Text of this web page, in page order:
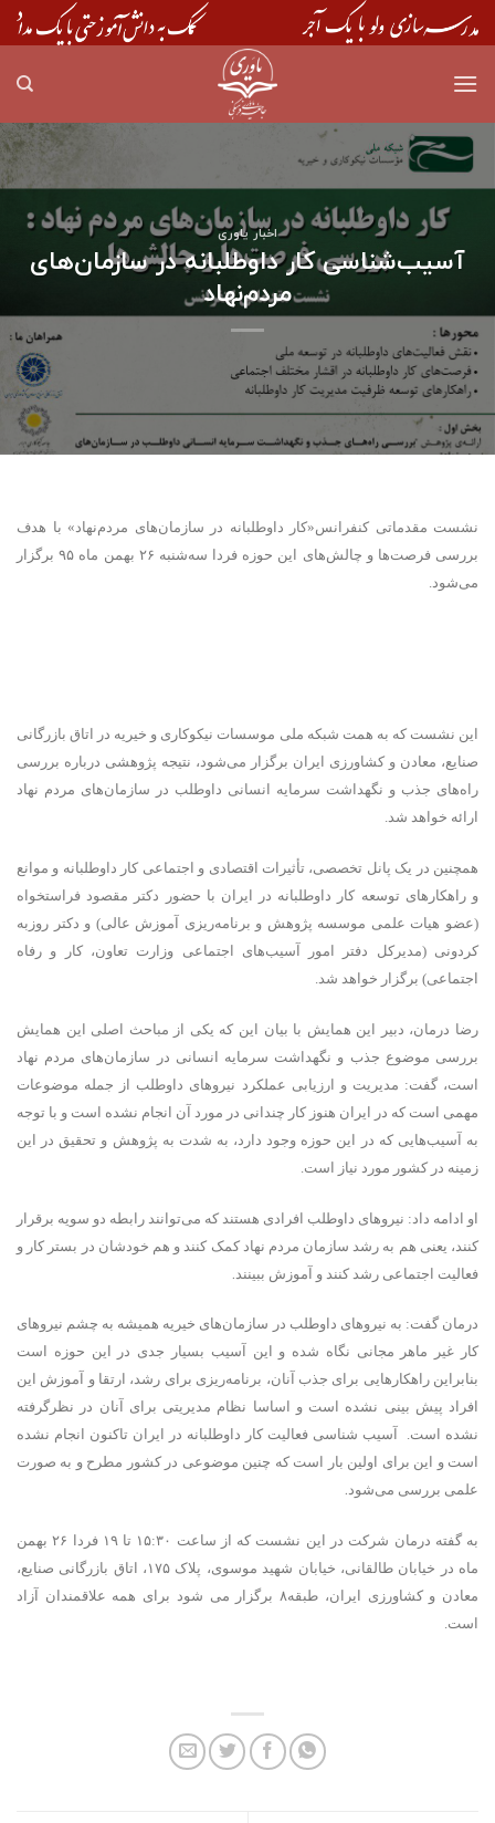
Skip
to
اخبار یاوری
آسیب‌شناسی کار داوطلبانه در سازمان‌های
مردم‌نهاد
نشست مقدماتی کنفرانس«کار داوطلبانه در سازمان‌های مردم‌نهاد» با هدف
بررسی فرصت‌ها و چالش‌های این حوزه فردا سه‌شنبه ۲۶ بهمن ماه ۹۵ برگزار
می‌شود.
این نشست که به همت شبکه ملی موسسات نیکوکاری و خیریه در اتاق بازرگانی
صنایع، معادن و کشاورزی ایران برگزار می‌شود، نتیجه پژوهشی درباره بررسی
راههای جذب و نگهداشت سرمایه انسانی داوطلب در سازمان‌های مردم نهاد
ارائه خواهد شد.
همچنین در یک پانل تخصصی، تأثیرات اقتصادی و اجتماعی کار داوطلبانه و موانع
و راهکارهای توسعه کار داوطلبانه در ایران با حضور دکتر مقصود فراستخواه
(عضو هیات علمی موسسه پژوهش و برنامه‌ریزی آموزش عالی) و دکتر روزبه
کردونی (مدیرکل دفتر امور آسیب‌های اجتماعی وزارت تعاون، کار و رفاه
اجتماعی) برگزار خواهد شد.
رضا درمان، دبیر این همایش با بیان این که یکی از مباحث اصلی این همایش
بررسی موضوع جذب و نگهداشت سرمایه انسانی در سازمان‌های مردم نهاد
است، گفت: مدیریت و ارزیابی عملکرد نیروهای داوطلب از جمله موضوعات
مهمی است که در ایران هنوز کار چندانی در مورد آن انجام نشده است و با توجه
به آسیب‌هایی که در این حوزه وجود دارد، به شدت به پژوهش و تحقیق در این
زمینه در کشور مورد نیاز است.
او ادامه داد: نیروهای داوطلب افرادی هستند که می‌توانند رابطه دو سویه برقرار
کنند، یعنی هم به رشد سازمان مردم نهاد کمک کنند و هم خودشان در بستر کار و
فعالیت اجتماعی رشد کنند و آموزش ببینند .
درمان گفت: به نیروهای داوطلب در سازمان‌های خیریه همیشه به چشم نیروهای
کار غیر ماهر مجانی نگاه شده و این آسیب بسیار جدی در این حوزه است
بنابراین راهکارهایی برای جذب آنان، برنامه‌ریزی برای رشد، ارتقا و آموزش این
افراد پیش بینی نشده است و اساسا نظام مدیریتی برای آنان در نظرگرفته
نشده است. ‌ آسیب شناسی فعالیت کار داوطلبانه در ایران تاکنون انجام نشده
است و این برای اولین بار است که چنین موضوعی در کشور مطرح و به صورت
علمی بررسی می‌شود.
به گفته درمان شرکت در این نشست که از ساعت ۱۵:۳۰ تا ۱۹ فردا ۲۶ بهمن
ماه در
خیابان طالقانی، خیابان شهید موسوی، پلاک ۱۷۵، اتاق بازرگانی صنایع،
معادن و کشاورزی ایران، طبقه۸ برگزار می شود
برای همه علاقمندان آزاد
است.